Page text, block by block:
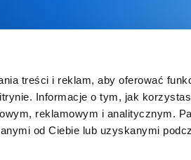
treści i reklam, aby oferować
Informacje o tym, jak
reklamowym i analitycznym.
od Ciebie lub uzyskanymi